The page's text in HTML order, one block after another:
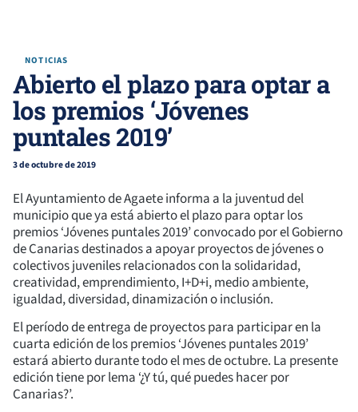
NOTICIAS
Abierto el plazo para optar a
los premios ‘Jóvenes
puntales 2019’
3 de octubre de 2019
El Ayuntamiento de Agaete informa a la juventud del
municipio que ya está abierto el plazo para optar los
premios ‘Jóvenes puntales 2019’ convocado por el Gobierno
de Canarias destinados a apoyar proyectos de jóvenes o
colectivos juveniles relacionados con la solidaridad,
creatividad, emprendimiento, I+D+i, medio ambiente,
igualdad, diversidad, dinamización o inclusión.
El período de entrega de proyectos para participar en la
cuarta edición de los premios ‘Jóvenes puntales 2019’
estará abierto durante todo el mes de octubre. La presente
edición tiene por lema ‘¿Y tú, qué puedes hacer por
Canarias?’.